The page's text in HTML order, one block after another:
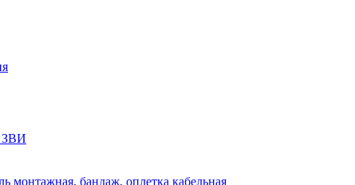
ЗВИ
монтажная, бандаж, оплетка кабельная